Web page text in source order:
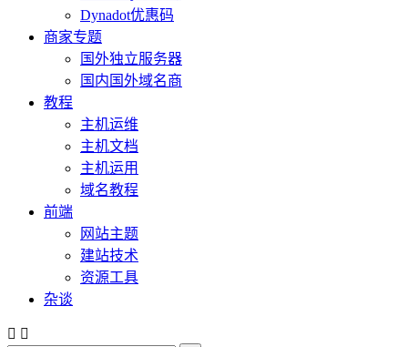
Dynadot优惠码
商家专题
国外独立服务器
国内国外域名商
教程
主机运维
主机文档
主机运用
域名教程
前端
网站主题
建站技术
资源工具
杂谈
 